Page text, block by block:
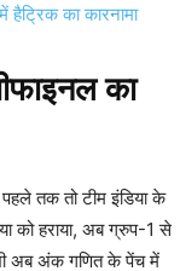
का कारनामा
का
तक तो टीम इंडिया के
को हराया, अब ग्रुप-1 से
भी अब अंक गणित के पेंच में